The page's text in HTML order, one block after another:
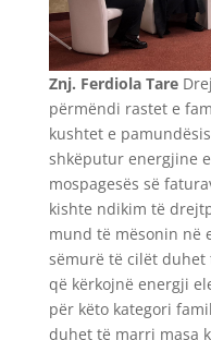
Znj. Ferdiola Tare
përmëndi rastet e
kushtet e
shkëputur energjine
mospagesës së
kishte ndikim të
mund të mësonin në
sëmurë të cilët
që kërkojnë energji
për këto kategori
duhet të marri masa